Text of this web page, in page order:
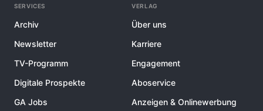
SERVICES
Archiv
Newsletter
TV-Programm
Digitale Prospekte
GA Jobs
VERLAG
Über uns
Karriere
Engagement
Aboservice
Anzeigen & Onlinewerbung